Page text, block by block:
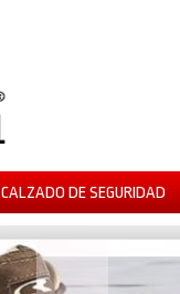
CALZADO DE SEGURIDAD